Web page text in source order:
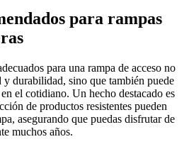
para rampas
para una rampa de acceso no
y durabilidad, sino que también puede
el cotidiano. Un hecho destacado es
de productos resistentes pueden
asegurando que puedas disfrutar de
muchos años.